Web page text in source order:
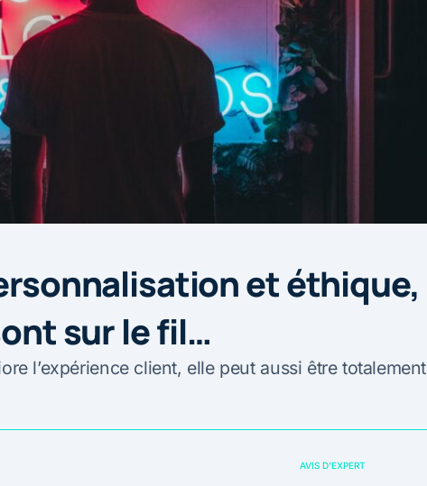
et éthique,
sur le fil…
l’expérience client, elle peut aussi être totalement
AVIS D'EXPERT